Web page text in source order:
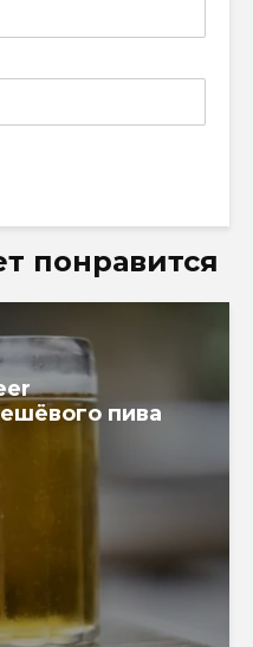
понравится
пива